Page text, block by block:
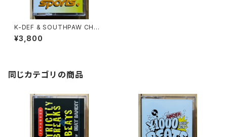
K-DEF & SOUTHPAW CHOP
/ SPORTS.
¥3,800
同じカテゴリの商品